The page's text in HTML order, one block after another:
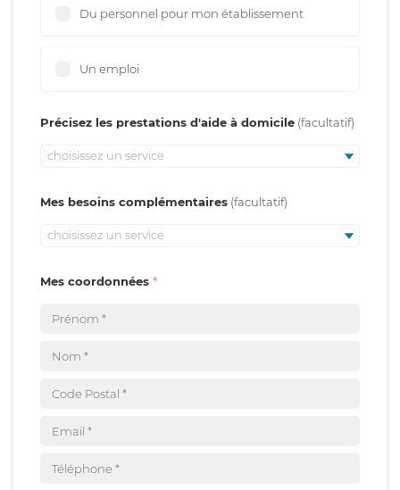
Du personnel pour mon établissement
Un emploi
Précisez les prestations d'aide à domicile
choisissez un service
Mes besoins complémentaires
choisissez un service
Mes coordonnées